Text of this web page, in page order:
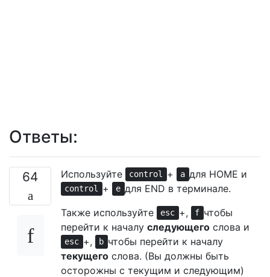
Ответы:
64 Используйте control + a для HOME и
control + e для END в терминале.
Также используйте
esc +, f чтобы
перейти к началу следующего слова и
esc +, b чтобы перейти к началу
текущего слова. (Вы должны быть
осторожны с текущим и следующим)